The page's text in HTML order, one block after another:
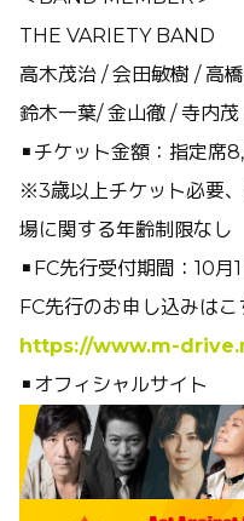
THE VARIETY BAND
高木茂治 / 会田敏樹 / 高
鈴木一葉/ 金山徹 / 寺内
▪︎チケット金額：指定席
※3歳以上チケット必要
場に関する年齢制限なし
▪︎FC先行受付期間：10
FC先行のお申し込みはこ
https://www.m-
▪︎オフィシャルサイト